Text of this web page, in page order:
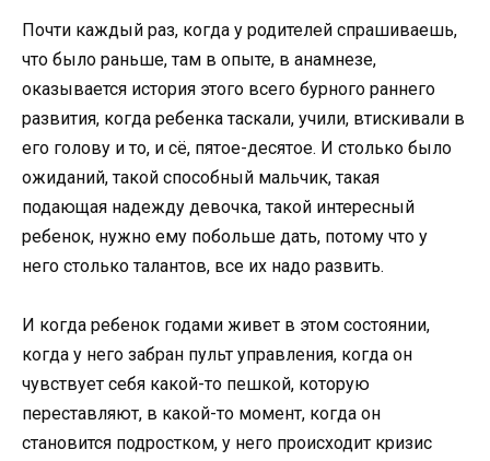
Почти каждый раз, когда у родителей спрашиваешь,
что было раньше, там в опыте, в анамнезе,
оказывается история этого всего бурного раннего
развития, когда ребенка таскали, учили, втискивали в
его голову и то, и сё, пятое-десятое. И столько было
ожиданий, такой способный мальчик, такая
подающая надежду девочка, такой интересный
ребенок, нужно ему побольше дать, потому что у
него столько талантов, все их надо развить.
И когда ребенок годами живет в этом состоянии,
когда у него забран пульт управления, когда он
чувствует себя какой-то пешкой, которую
переставляют, в какой-то момент, когда он
становится подростком, у него происходит кризис